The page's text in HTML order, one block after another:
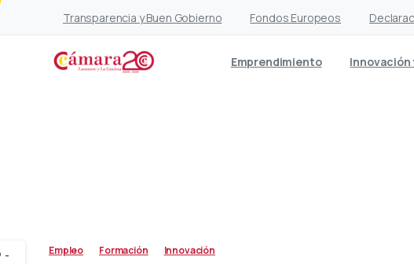
Transparencia y Buen Gobierno Fondos Europeos
Emprendimiento
Empleo Formación Innovación
-